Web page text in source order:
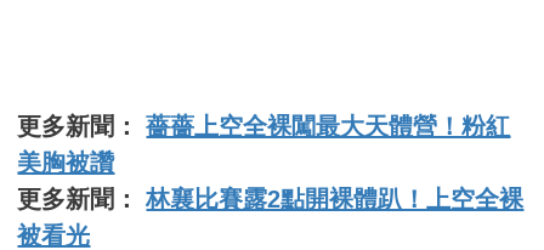
更多新聞：薔薔上空全裸闖最大天體營！粉紅
美胸被讚
更多新聞：林襄比賽露2點開裸體趴！上空全裸
被看光